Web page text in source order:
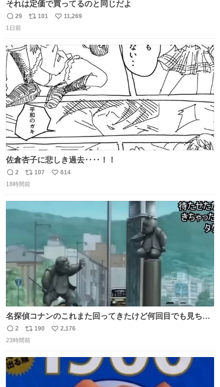
それは定価で買ってるのと同じだよ
返
信
29
リ
ト
数
101
い
数
11,269
1日前
佐倉杏子に悲しき過去‥‥！！
返
信
2
リ
ポ
107
い
614
18時間前
名探偵コナンのこれまた回ってきたけど何回目でも見ちゃ
う魔力あるのよな
返
信
2
リ
ポ
ト
数
190
い
2,176
23時間前